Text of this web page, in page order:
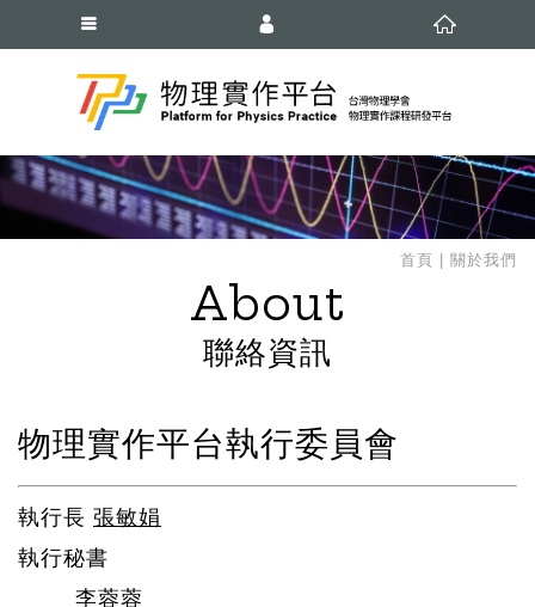
About
聯絡資訊
首頁 關於我們
物理實作平台執行委員會
執行長 張敏娟
執行秘書
李蓉蓉
會員註冊
忘記密碼